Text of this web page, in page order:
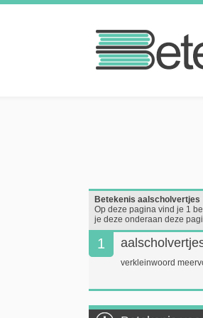
Betekenis aalscholvertjes
Op deze pagina vind je 1
je deze onderaan deze
1
verkleinwoord